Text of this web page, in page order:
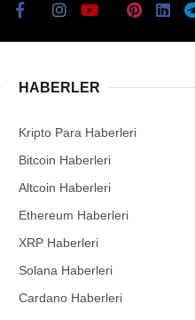
HABERLER
Kripto Para Haberleri
Bitcoin Haberleri
Altcoin Haberleri
Ethereum Haberleri
XRP Haberleri
Solana Haberleri
Cardano Haberleri